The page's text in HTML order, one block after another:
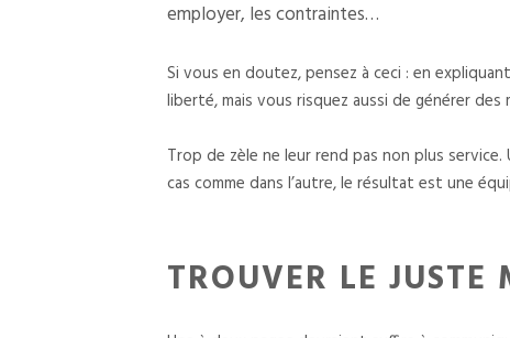
employer, les contraintes…
Si vous en doutez, pensez à ceci : en
liberté, mais vous risquez aussi de générer des
Trop de zèle ne leur rend pas non plus
cas comme dans l’autre, le résultat est une
TROUVER LE JUSTE